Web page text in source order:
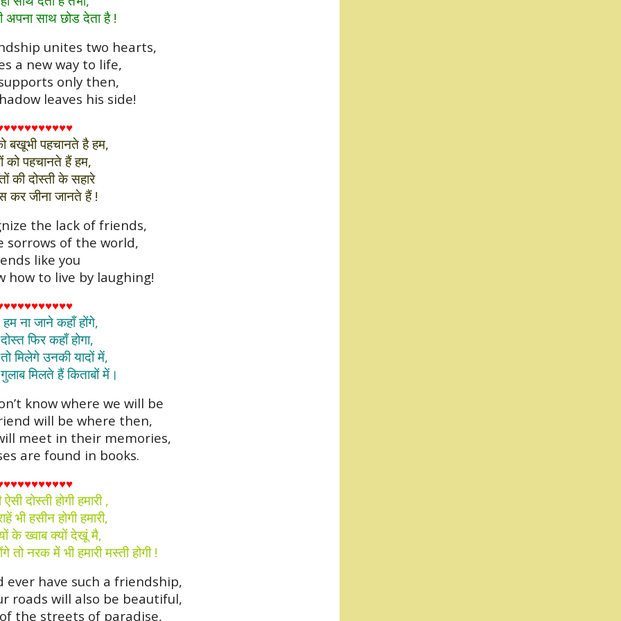
अपना साथ छोड देता है !
unites two hearts,
a new way to life,
only then,
leaves his side!
बखूभी पहचानते है हम,
को पहचानते हैं हम,
की दोस्ती के सहारे
कर जीना जानते हैं !
the lack of friends,
sorrows of the world,
like you
how to live by laughing!
ना जाने कहाँ होंगे,
फिर कहाँ होगा,
मिलेगे उनकी यादों में,
मिलते हैं किताबों में।
know where we will be
will be where then,
meet in their memories,
are found in books.
दोस्ती होगी हमारी ,
भी हसीन होगी हमारी,
के ख्वाब क्यों देखूं मै,
नरक में भी हमारी मस्ती होगी !
have such a friendship,
roads will also be beautiful,
the streets of paradise,